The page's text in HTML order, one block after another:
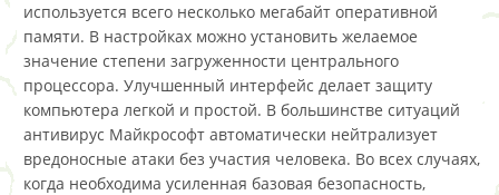
используется всего несколько мегабайт оперативной
памяти. В настройках можно установить желаемое
значение степени загруженности центрального
процессора. Улучшенный интерфейс делает защиту
компьютера легкой и простой. В большинстве ситуаций
антивирус Майкрософт автоматически нейтрализует
вредоносные атаки без участия человека. Во всех случаях,
когда необходима усиленная базовая безопасность,